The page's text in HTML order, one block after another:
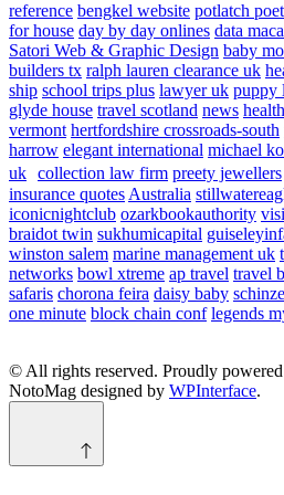
reference bengkel website potlatch
for house day by day onlines data
Satori Web & Graphic Design baby
builders tx ralph lauren clearance uk
ship school trips plus lawyer uk puppy
glyde house travel scotland news
vermont hertfordshire crossroads-south
harrow elegant international michael
uk collection law firm preety jewellers
insurance quotes Australia
iconicnightclub ozarkbookauthority
braidot twin sukhumicapital
winston salem marine management uk
networks bowl xtreme ap travel travel
safaris chorona feira daisy baby
one minute block chain conf legends
© All rights reserved. Proudly
NotoMag designed by WPInterface.